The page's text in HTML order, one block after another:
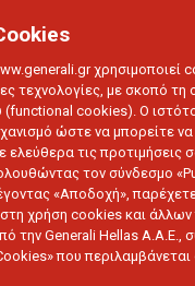
χρησιμοποιεί
τεχνολογίες, με σκοπό τη
(functional cookies). Ο
ώστε να μπορείτε να
ελεύθερα τις προτιμήσεις
τον σύνδεσμο
«Αποδοχή»,
χρήση cookies και
την Generali Hellas A.A.E.,
που